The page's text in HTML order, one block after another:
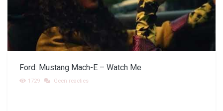
Ford: Mustang Mach-E – Watch Me
1729 Geen reacties